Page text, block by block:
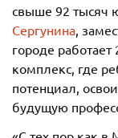
свыше 92 тысяч
Сергунина,
городе
комплекс, где
потенциал,
будущую